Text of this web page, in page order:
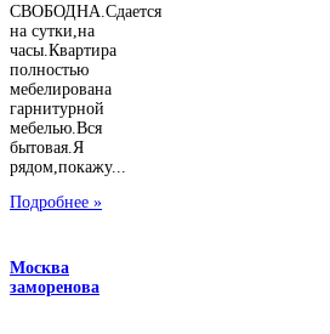
СВОБОДНА.Сдается
на сутки,на
часы.Квартира
полностью
мебелирована
гарнитурной
мебелью.Вся
бытовая.Я
рядом,покажу...
Подробнее »
Москва
заморенова